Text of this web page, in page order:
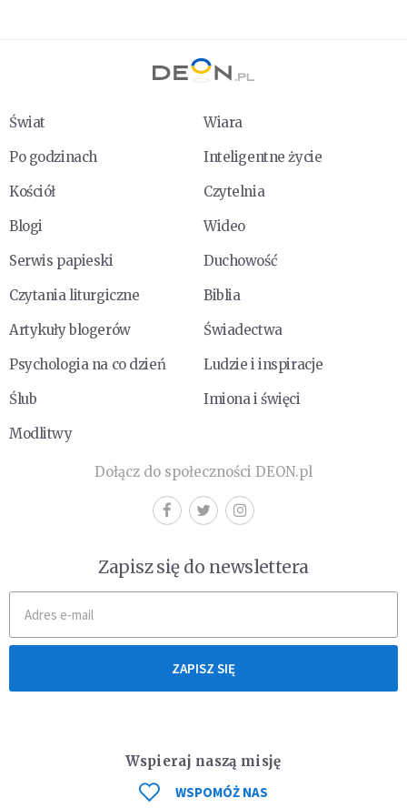
Świat
Wiara
Po godzinach
Inteligentne życie
Kościół
Czytelnia
Blogi
Wideo
Serwis papieski
Duchowość
Czytania liturgiczne
Biblia
Artykuły blogerów
Świadectwa
Psychologia na co dzień
Ludzie i inspiracje
Ślub
Imiona i święci
Modlitwy
Dołącz do społeczności DEON.pl
Zapisz się do newslettera
ZAPISZ SIĘ
Wspieraj naszą misję
WSPOMÓŻ NAS